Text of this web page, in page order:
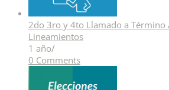
2do 3ro y 4to Llamado a Término
Lineamientos
1 año/
0 Comments